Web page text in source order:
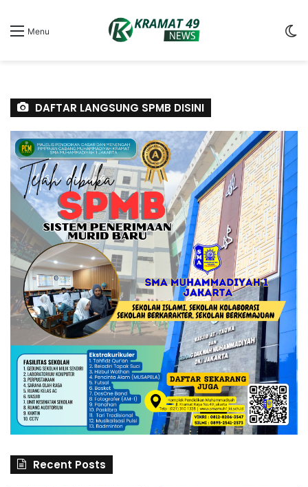
Menu
DAFTAR LANGSUNG SPMB DISINI
Recent Posts